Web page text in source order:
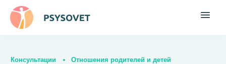
Консультации Отношения родителей и детей